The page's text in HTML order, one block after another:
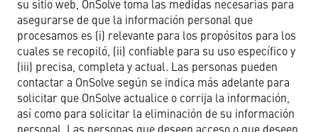
su sitio web, OnSolve toma las medidas necesarias para
asegurarse de que la información personal que
procesamos es (i) relevante para los propósitos para los
cuales se recopiló, (ii) confiable para su uso específico y
(iii) precisa, completa y actual. Las personas pueden
contactar a OnSolve según se indica más adelante para
solicitar que OnSolve actualice o corrija la información,
así como para solicitar la eliminación de su información
personal. Las personas que deseen acceso o que deseen